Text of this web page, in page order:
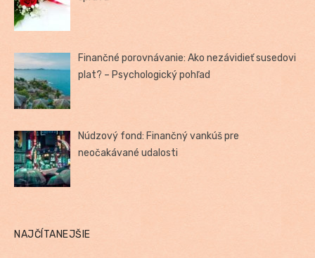
Finančné porovnávanie: Ako nezávidieť susedovi
plat? – Psychologický pohľad
Núdzový fond: Finančný vankúš pre
neočakávané udalosti
NAJČÍTANEJŠIE